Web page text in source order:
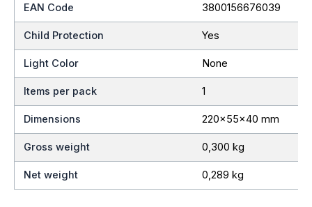
EAN Code 3800156676039
Child Protection Yes
Light Color None
Items per pack 1
Dimensions 220x55x40 mm
Gross weight 0,300 kg
Net weight 0,289 kg